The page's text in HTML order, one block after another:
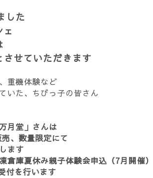
した
せていただきます
重機体験など
いた、ちびっ子の皆さん
堂」さんは
、数量限定にて
ます
倉庫夏休み親子体験会申込（7月開催
付を行います